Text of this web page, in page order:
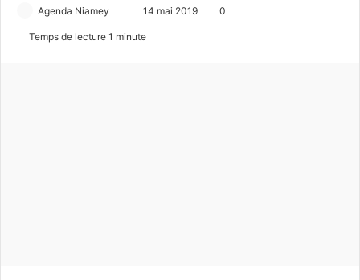
Agenda Niamey
n
14 mai 2019 0
Temps de lecture 1 minute